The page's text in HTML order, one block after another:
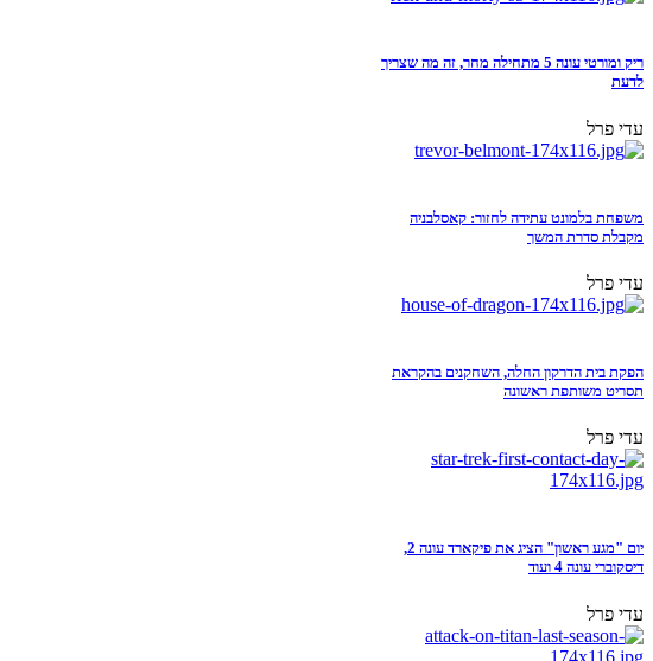
ריק ומורטי עונה 5 מתחילה מחר, זה מה שצריך
לדעת
עדי פרל
משפחת בלמונט עתידה לחזור: קאסלבניה
מקבלת סדרת המשך
עדי פרל
הפקת בית הדרקון החלה, השחקנים בהקראת
תסריט משותפת ראשונה
עדי פרל
יום "מגע ראשון" הציג את פיקארד עונה 2,
דיסקוברי עונה 4 ועוד
עדי פרל